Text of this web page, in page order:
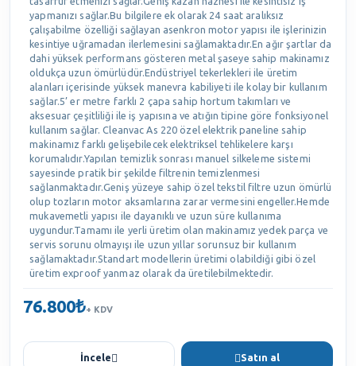
yapmanızı sağlar.Bu bilgilere ek olarak 24 saat aralıksız
çalışabilme özelliği sağlayan asenkron motor yapısı ile işlerinizin
kesintiye uğramadan ilerlemesini sağlamaktadır.En ağır şartlar da
dahi yüksek performans gösteren metal şaseye sahip makinamız
oldukça uzun ömürlüdür.Endüstriyel tekerlekleri ile üretim
alanları içerisinde yüksek manevra kabiliyeti ile kolay bir kullanım
sağlar.5’ er metre farklı 2 çapa sahip hortum takımları ve
aksesuar çeşitliliği ile iş yapısına ve atığın tipine göre fonksiyonel
kullanım sağlar. Cleanvac As 220 özel elektrik paneline sahip
makinamız farklı gelişebilecek elektriksel tehlikelere karşı
korumalıdır.Yapılan temizlik sonrası manuel silkeleme sistemi
sayesinde pratik bir şekilde filtrenin temizlenmesi
sağlanmaktadır.Geniş yüzeye sahip özel tekstil filtre uzun ömürlü
olup tozların motor aksamlarına zarar vermesini engeller.Hemde
mukavemetli yapısı ile dayanıklı ve uzun süre kullanıma
uygundur.Tamamı ile yerli üretim olan makinamız yedek parça ve
servis sorunu olmayışı ile uzun yıllar sorunsuz bir kullanım
sağlamaktadır.Standart modellerin üretimi olabildiği gibi özel
üretim exproof yanmaz olarak da üretilebilmektedir.
76.800₺+ KDV
İncele Satın al